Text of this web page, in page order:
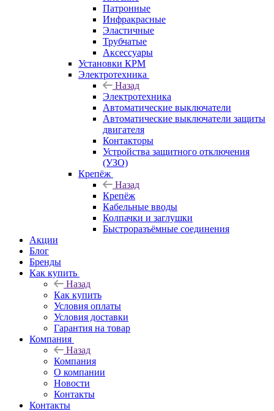
Патронные
Инфракрасные
Эластичные
Трубчатые
Аксессуары
Установки КРМ
Электротехника
Назад
Электротехника
Автоматические выключатели
Автоматические выключатели защиты
двигателя
Контакторы
Устройства защитного отключения
(УЗО)
Крепёж
Назад
Крепёж
Кабельные вводы
Колпачки и заглушки
Быстроразъёмные соединения
Акции
Блог
Бренды
Как купить
Назад
Как купить
Условия оплаты
Условия доставки
Гарантия на товар
Компания
Назад
Компания
О компании
Новости
Контакты
Контакты